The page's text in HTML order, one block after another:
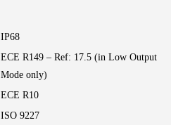
IP68
ECE R149 – Ref: 17.5 (in Low Output
Mode only)
ECE R10
ISO 9227